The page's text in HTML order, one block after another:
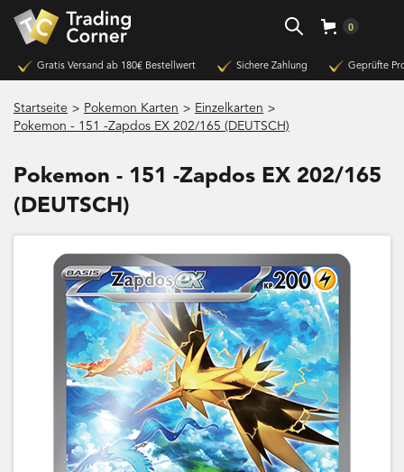
0
Gratis Versand ab 180€ Bestellwert Sichere Zahlung Geprüfte
Startseite > Pokemon Karten > Einzelkarten >
Pokemon - 151 -Zapdos EX 202/165 (DEUTSCH)
Pokemon - 151 -Zapdos EX 202/165
(DEUTSCH)